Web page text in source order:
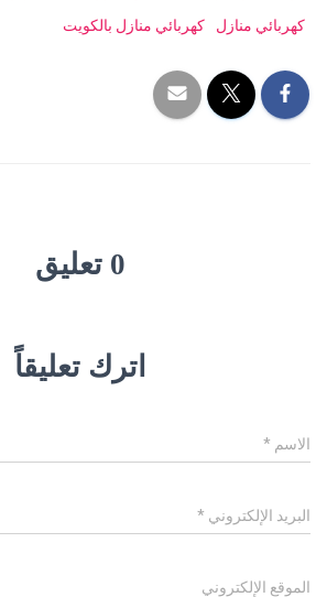
كهربائي منازل
كهربائي منازل بالكويت
0 تعليق
اترك تعليقاً
الاسم *
البريد الإلكتروني *
الموقع الإلكتروني